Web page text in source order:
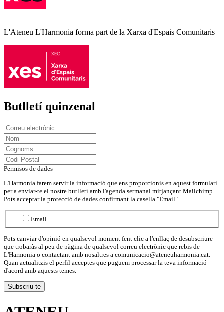
L'Ateneu L'Harmonia forma part de la Xarxa d'Espais Comunitaris
Butlletí quinzenal
Permisos de dades
L'Harmonia farem servir la informació que ens proporcionis en aquest formulari
per a enviar-te el nostre butlletí amb l'agenda setmanal mitjançant Mailchimp.
Pots acceptar la protecció de dades confirmant la casella "Email".
Email
Pots canviar d'opinió en qualsevol moment fent clic a l'enllaç de desubscriure
que trobaràs al peu de pàgina de qualsevol correu electrònic que rebis de
L'Harmonia o contactant amb nosaltres a comunicacio@ateneuharmonia.cat.
Quan actualitzis el perfil acceptes que puguem processar la teva informació
d'acord amb aquests temes.